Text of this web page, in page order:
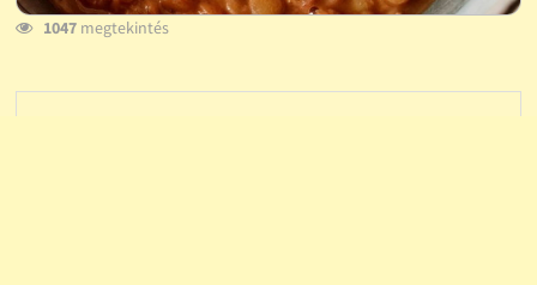
1047megtekintés